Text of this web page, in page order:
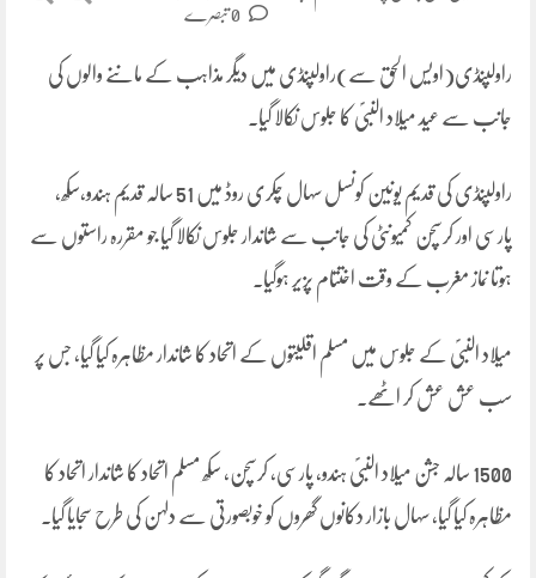
راولپنڈی(اویس الحق سے)راولپنڈی میں دیگر مذاہب کے ماننے والوں کی
جانب سے عید میلاد النبیؐ کا جلوس نکالا گیا۔
راولپنڈی کی قدیم یونین کونسل سہال چکری روڈ میں 51 سالہ قدیم ہندو،سکھ،
پارسی اور کرسچن کمیونٹی کی جانب سے شاندار جلوس نکالا گیا جو مقررہ راستوں سے
ہوتا نماز مغرب کے وقت اختتام پزیر ہوگیا۔
میلاد النبیؐ کے جلوس میں مسلم اقلیتوں کے اتحاد کا شاندار مظاہرہ کیا گیا، جس پر
سب عش عش کر اٹھے۔
1500 سالہ جشن میلاد النبیؐ ہندو، پارسی، کرسچن، سکھ مسلم اتحاد کا شاندار اتحاد کا
مظاہرہ کیا گیا، سہال بازار دکانوں گھروں کو خوبصورتی سے دلہن کی طرح سجایا گیا۔